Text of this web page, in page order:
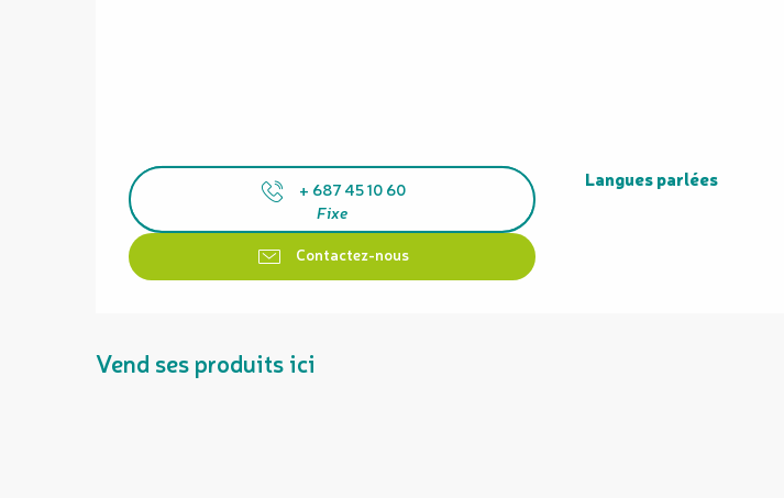
+ 687 45 10 60
Fixe
Contactez-nous
Langues parlées
Langues parlées
Vend ses produits ici